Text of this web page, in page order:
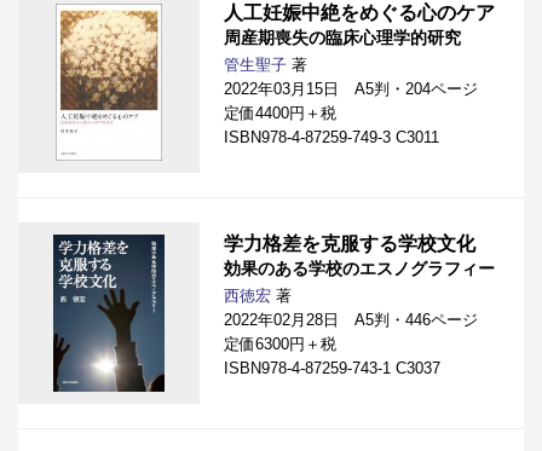
人工妊娠中絶をめぐる心のケア
周産期喪失の臨床心理学的研究
管生聖子 著
2022年03月15日 A5判・204ページ
定価4400円＋税
ISBN978-4-87259-749-3 C3011
学力格差を克服する学校文化
効果のある学校のエスノグラフィー
西徳宏 著
2022年02月28日 A5判・446ページ
定価6300円＋税
ISBN978-4-87259-743-1 C3037